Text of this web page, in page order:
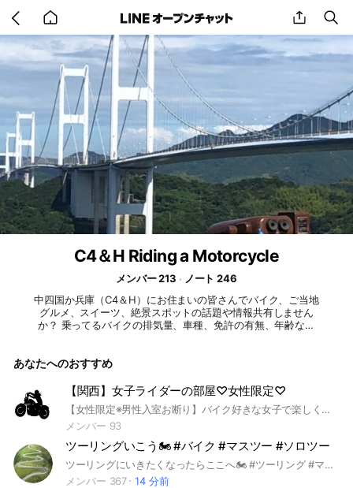
back
to
home
share
C4＆H Riding a Motorcycle
メンバー 213
ノート 246
中四国か兵庫（C4＆H）にお住まいの皆さんでバイク、ご当地
グルメ、スイーツ、絶景スポットの話題や情報共有しません
か？ 乗ってるバイクの排気量、車種、免許の有無、年齢など
torcycle！ バイクに乗ってる人も、これから乗る人も遠慮なく
画してます。 設定から「トークルーム」をクリックしていた
だけるとキャンプ⛺️の部屋もありますので、ご興味ある方はそ
ちらも是非ご登録下さい。 #鳥取 #島根 #岡山 #広島 #山口 #
徳島 #愛媛 #高知 #香川 #兵庫 #オートバイ #キャンプ #バイ
カー #トライク #ツーリング
あなたへのおすすめ
【関西】女子ライダーの部屋♡女性限定♡
【女性限定※男性入室お断り】バイク好きな女子で楽しくお喋りするオープンチャットです🌸ママさんライダーも、初心者ライダーさんも、これからバイクに乗りたい！という方でもウェルカムです！ノートに皆さんのプロフィール貼ってます♡♡オプチャ入られましたら、ノートにプロフィールの作成をお願い致します♡#女子ライダー#ライダー#関西#バイク好き#ツーリング好き#
メンバー 93
ツーリングいこう🏍️ #バイク #マスツー #ソロツー
ツーリングにいきたくなったらここへ🏍️ #ツーリング #マスツー #ソロツー #キャンツー #キャンプ#街乗り#通勤 #原付二種#小型#中型#中免#大型#限定解除#自動車教習所#改造#原付#大型#普通二輪#初心者#若葉マーク #相談#女子#女性#日帰り温泉#観光 #レース#バイク乗り#オートバイ#モーターサイクル#SSバイク#スーパースポーツ#サーキット#リターンライダー#バイカー#レーサー #ホンダ#ヤマハ#スズキ#カワサキ#ハーレーダビッドソン#ビューエル#ドゥカティ#アプリリア#ベスパ#トライアンフ#ノートン#ニンジャ#カタナ#HONDA#YAMAHA#SUZUKI#KAWASAKI#Harley-Davidson#Buell#DUCATI#aprilia#MotoGuzzi#Vespa#BMW#TRIUMPH#Norton#KTM #Ninja#CBR#RRR#NSR#1600#1400#1200#1000RR#1000F#900RR#800#750#600RR#600F#500#400#250#200#150#125#90#50cc 北関東北海道九州四国中国高松山陰山陽関西日本東日本中部地方沖縄那覇さいたま札幌青森県岩手盛岡宇都宮城仙台秋田和歌山形福島根茨城水戸栃木群馬前橋埼玉千葉東京都神奈川横浜新潟富山梨石川金沢福井甲府長野岐阜静岡山口愛知名古屋三重滋賀大津大阪兵庫神戸奈良鳥取松江広島徳島香川高知愛媛福岡佐賀長崎熊本大分宮崎鹿児島
メンバー 367
14 分前